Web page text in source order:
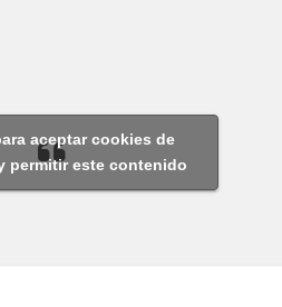
aceptar cookies de
permitir este contenido